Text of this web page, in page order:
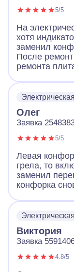
5/5
На
хотя
заменил
После
ремонта
Олег
Заявка
5/5
Левая
грела, то
заменил
конфорка
Виктория
Заявка
4.8/5